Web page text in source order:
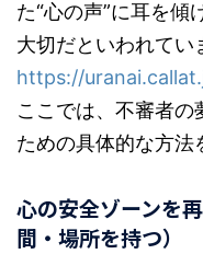
た“心の声”に耳を傾
大切だといわれてい
https://
ここでは、不審者の
ための具体的な方法
心の安全ゾーンを
間・場所を持つ）